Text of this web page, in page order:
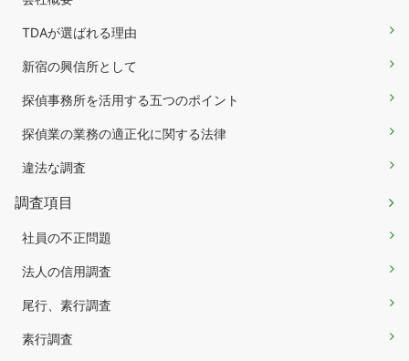
TDAが選ばれる理由
新宿の興信所として
探偵事務所を活用する五つのポイント
探偵業の業務の適正化に関する法律
違法な調査
調査項目
社員の不正問題
法人の信用調査
尾行、素行調査
素行調査